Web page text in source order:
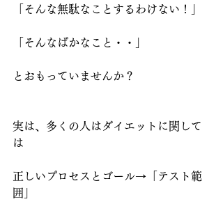
「そんな無駄なことするわけない！」
「そんなばかなこと・・」
とおもっていませんか？
実は、多くの人はダイエットに関して
は
正しいプロセスとゴール→「テスト範
囲」